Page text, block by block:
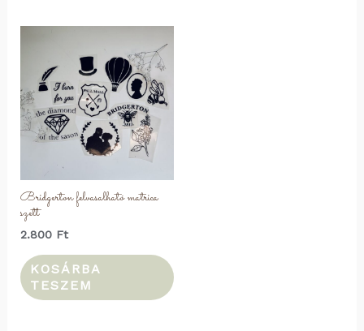
Bridgerton felvasalható matrica
szett
2.800 Ft
KOSÁRBA
TESZEM